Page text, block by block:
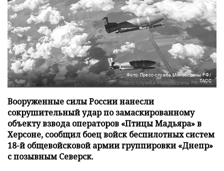
Фото: Пресс-служба Минобороны РФ/
ТАСС
Вооруженные силы России нанесли
сокрушительный удар по замаскированному
объекту взвода операторов «Птицы Мадьяра» в
Херсоне, сообщил боец войск беспилотных систем
18-й общевойсковой армии группировки «Днепр»
с позывным Северск.